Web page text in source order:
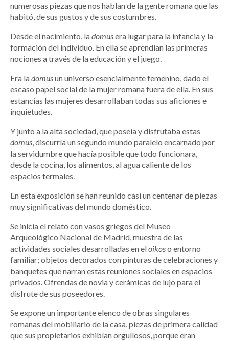
numerosas piezas que nos hablan de la gente romana que las
habitó, de sus gustos y de sus costumbres.
Desde el nacimiento, ladomusera lugar para la infancia y la
formación del individuo. En ella se aprendían las primeras
nociones a través de la educación y el juego.
Era ladomusun universo esencialmente femenino, dado el
escaso papel social de la mujer romana fuera de ella. En sus
estancias las mujeres desarrollaban todas sus aficiones e
inquietudes.
Y junto a la alta sociedad, que poseía y disfrutaba estas
domus, discurría un segundo mundo paralelo encarnado por
la servidumbre que hacía posible que todo funcionara,
desde la cocina, los alimentos, al agua caliente de los
espacios termales.
En esta exposición se han reunido casi un centenar de piezas
muy significativas del mundo doméstico.
Se inicia el relato con vasos griegos del Museo
Arqueológico Nacional de Madrid, muestra de las
actividades sociales desarrolladas en eloikoso entorno
familiar; objetos decorados con pinturas de celebraciones y
banquetes que narran estas reuniones sociales en espacios
privados. Ofrendas de novia y cerámicas de lujo para el
disfrute de sus poseedores.
Se expone un importante elenco de obras singulares
romanas del mobiliario de la casa, piezas de primera calidad
que sus propietarios exhibían orgullosos, porque eran